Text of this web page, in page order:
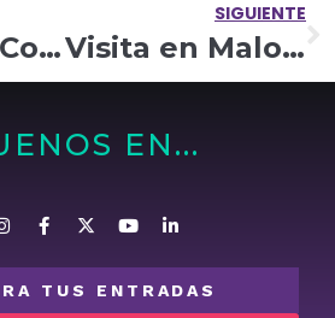
Ganadores Convocatoria Gente Convergente
SIGUIENTE
Visita en Maloka una nueva exposición sobre las moléculas de la vida
EN...
TUS ENTRADAS